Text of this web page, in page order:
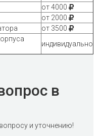
от 4000
от 2000
от 3500
индивидуально
в
и уточнению!